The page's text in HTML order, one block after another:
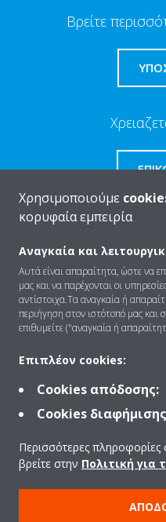
Βρείτε
Ποιοι είμαστε
Λύσεις
Επικοινωνία
Products
Χρησιμοποιούμε
κορυφαία εμπειρία
Αναγκαία και
Αυτά είναι απαραίτητα, ώστε να
μας και να παρέχονται οι
αντίστοιχα.Τα αναγκαία ή
περιήγηση στον ιστότοπό μας και
επιθυμείτε ("αναγκαία ή
Επιπλέον cookies:
Cookies απόδοσης:
Cookies
Περισσότερες
βρείτε στην Πολιτική για